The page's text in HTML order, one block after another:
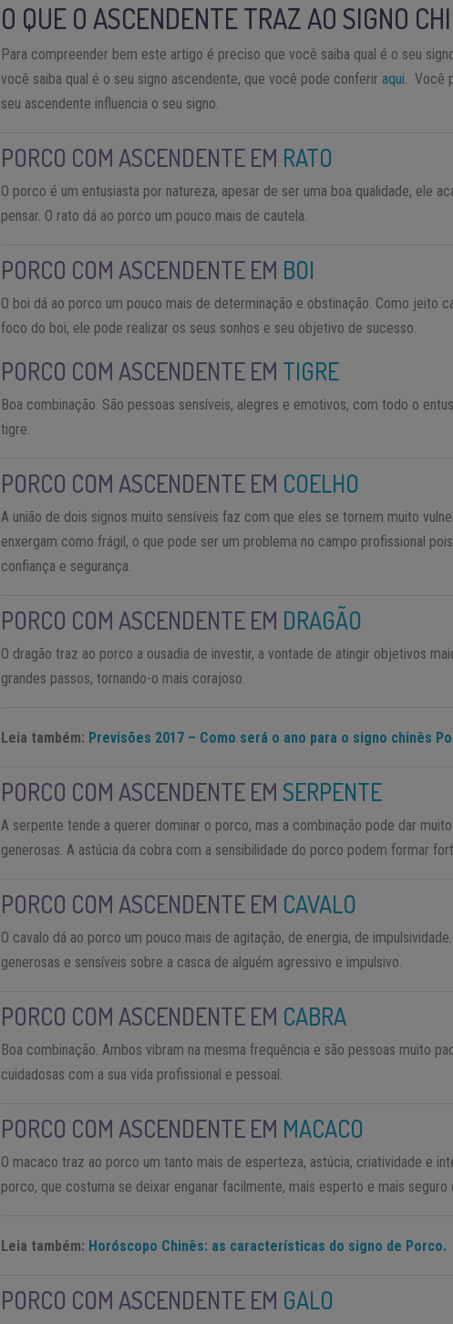
O QUE O ASCENDENTE TRAZ AO SIGNO
Para compreender bem este artigo é preciso que você saiba qual é o seu
você saiba qual é o seu signo ascendente, que você pode conferiraqui. Você
seu ascendente influencia o seu signo.
PORCO COM ASCENDENTE EM RATO
O porco é um entusiasta por natureza, apesar de ser uma boa qualidade, ele
pensar. O rato dá ao porco um pouco mais de cautela.
PORCO COM ASCENDENTE EM BOI
O boi dá ao porco um pouco mais de determinação e obstinação. Como jeito
foco do boi, ele pode realizar os seus sonhos e seu objetivo de sucesso.
PORCO COM ASCENDENTE EM TIGRE
Boa combinação. São pessoas sensíveis, alegres e emotivos, com todo o
tigre.
PORCO COM ASCENDENTE EM COELHO
A união de dois signos muito sensíveis faz com que eles se tornem muito
enxergam como frágil, o que pode ser um problema no campo profissional
confiança e segurança.
PORCO COM ASCENDENTE EM DRAGÃO
O dragão traz ao porco a ousadia de investir, a vontade de atingir objetivos
grandes passos, tornando-o mais corajoso.
Leia também: Previsões 2017 – Como será o ano para o signo chinês
PORCO COM ASCENDENTE EMSERPENTE
A serpente tende a querer dominar o porco, mas a combinação pode dar
generosas. A astúcia da cobra com a sensibilidade do porco podem formar
PORCO COM ASCENDENTE EM CAVALO
O cavalo dá ao porco um pouco mais de agitação, de energia, de
generosas e sensíveis sobre a casca de alguém agressivo e impulsivo.
PORCO COM ASCENDENTE EM CABRA
Boa combinação. Ambos vibram na mesma frequência e são pessoas muito
cuidadosas com a sua vida profissional e pessoal.
PORCO COM ASCENDENTE EM MACACO
O macaco traz ao porco um tanto mais de esperteza, astúcia, criatividade e
porco, que costuma se deixar enganar facilmente, mais esperto e mais seguro
Leia também: Horóscopo Chinês: as características do signo de Porco.
PORCO COM ASCENDENTE EM GALO